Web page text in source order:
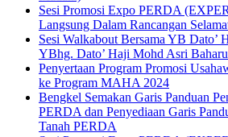
Sesi Promosi Expo PERDA
Langsung Dalam Rancangan
Sesi Walkabout Bersama YB Dato’
YBhg. Dato’ Haji Mohd Asri
Penyertaan Program Promosi
ke Program MAHA 2024
Bengkel Semakan Garis Panduan
PERDA dan Penyediaan Garis
Tanah PERDA